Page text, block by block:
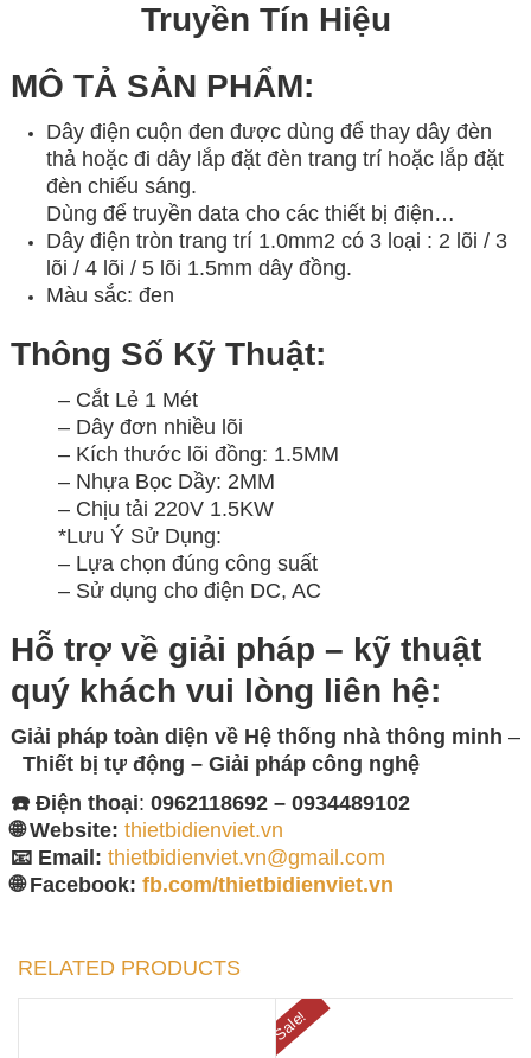
Truyền Tín Hiệu
MÔ TẢ SẢN PHẨM:
Dây điện cuộn đen được dùng để thay dây đèn
thả hoặc đi dây lắp đặt đèn trang trí hoặc lắp đặt
đèn chiếu sáng.
Dùng để truyền data cho các thiết bị điện…
Dây điện tròn trang trí 1.0mm2 có 3 loại : 2 lõi / 3
lõi / 4 lõi / 5 lõi 1.5mm dây đồng.
Màu sắc: đen
Thông Số Kỹ Thuật:
– Cắt Lẻ 1 Mét
– Dây đơn nhiều lõi
– Kích thước lõi đồng: 1.5MM
– Nhựa Bọc Dầy: 2MM
– Chịu tải 220V 1.5KW
*Lưu Ý Sử Dụng:
– Lựa chọn đúng công suất
– Sử dụng cho điện DC, AC
Hỗ trợ về giải pháp – kỹ thuật
quý khách vui lòng liên hệ:
Giải pháp toàn diện về Hệ thống nhà thông minh –
Thiết bị tự động – Giải pháp công nghệ
☎️ Điện thoại: 0962118692 – 0934489102
🌐 Website: thietbidienviet.vn
📧 Email: thietbidienviet.vn@gmail.com
🌐 Facebook: fb.com/thietbidienviet.vn
RELATED PRODUCTS
Sale!